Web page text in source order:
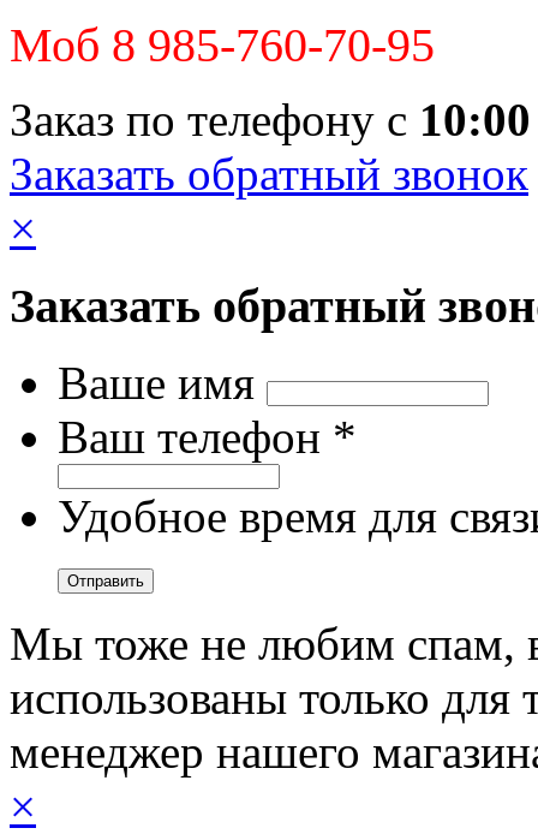
Моб 8 985-760-70-95
Заказ по телефону с 10:00
Заказать обратный звонок
×
Заказать обратный
Ваше имя
Ваш телефон *
Удобное время для
Мы тоже не любим спам,
использованы только для
менеджер нашего
×